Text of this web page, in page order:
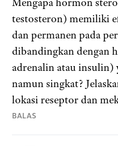
testosteron) memiliki
dan permanen pada
dibandingkan dengan
adrenalin atau insulin)
namun singkat?
lokasi reseptor dan
BALAS